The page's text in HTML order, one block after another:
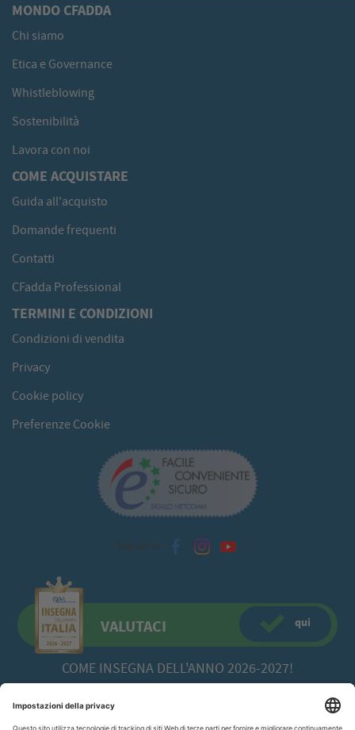
MONDO CFADDA
Chi siamo
Etica e Governance
Whistleblowing
Sostenibilità
Lavora con noi
COME ACQUISTARE
Guida all'acquisto
Domande frequenti
Contatti
CFadda Professional
TERMINI E CONDIZIONI
Condizioni di vendita
Privacy
Cookie policy
Preferenze Cookie
Seguici su
VALUTACI
COME INSEGNA DELL'ANNO 2026-2027!
qui